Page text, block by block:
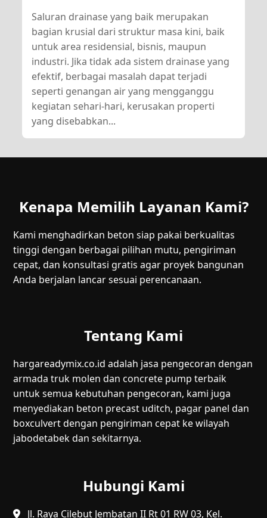
Saluran drainase yang baik merupakan
bagian krusial dari struktur masa kini, baik
untuk area residensial, bisnis, maupun
industri. Jika tidak ada sistem drainase yang
efektif, berbagai masalah dapat terjadi
seperti genangan air yang mengganggu
kegiatan sehari-hari, kerusakan properti
yang disebabkan...
Kenapa Memilih Layanan Kami?
Kami menghadirkan beton siap pakai berkualitas
tinggi dengan berbagai pilihan mutu, pengiriman
cepat, dan konsultasi gratis agar proyek bangunan
Anda berjalan lancar sesuai perencanaan.
Tentang Kami
hargareadymix.co.id adalah jasa pengecoran dengan
armada truk molen dan concrete pump terbaik
untuk semua kebutuhan pengecoran, kami juga
menyediakan beton precast uditch, pagar panel dan
boxculvert dengan pengiriman cepat ke wilayah
jabodetabek dan sekitarnya.
Hubungi Kami
Jl. Raya Cilebut Jembatan II Rt 01 RW 03, Kel.